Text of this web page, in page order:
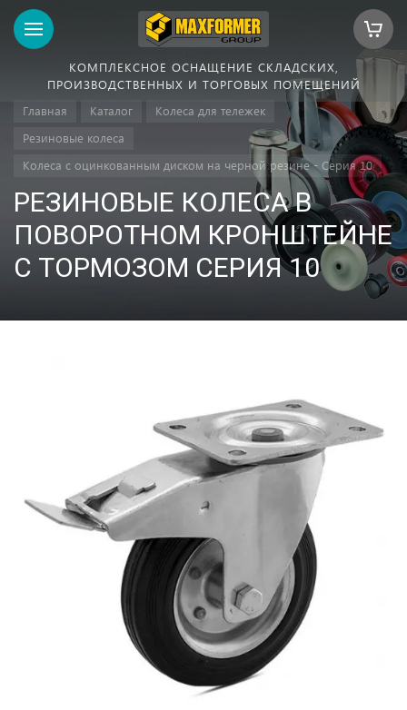
КОМПЛЕКСНОЕ ОСНАЩЕНИЕ СКЛАДСКИХ,
ПРОИЗВОДСТВЕННЫХ И ТОРГОВЫХ ПОМЕЩЕНИЙ
Главная
Каталог
Колеса для тележек
Резиновые колеса
Колеса с оцинкованным диском на черной резине - Серия 10
РЕЗИНОВЫЕ КОЛЕСА В
ПОВОРОТНОМ КРОНШТЕЙНЕ
С ТОРМОЗОМ СЕРИЯ 10